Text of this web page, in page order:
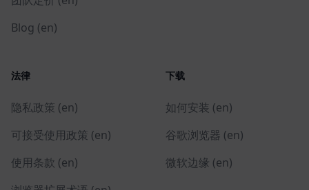
Blog (en)
法律
隐私政策 (en)
可接受使用政策 (en)
使用条款 (en)
下载
如何安装 (en)
谷歌浏览器 (en)
微软边缘 (en)